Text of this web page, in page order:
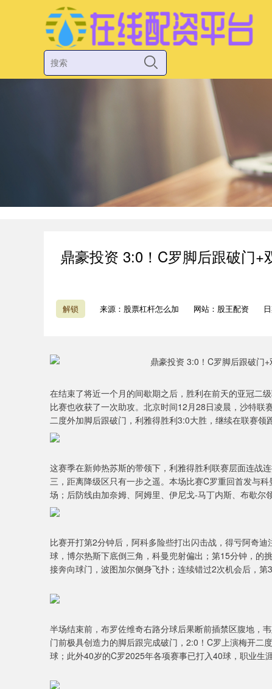
鼎豪投资 3:0！C罗脚后跟破门
解锁 来源：股票杠杆怎么加 网站：股王配资
在结束了将近一个月的间歇期之后，胜利在前天的亚冠二
比赛也收获了一次助攻。北京时间12月28日凌晨，沙特
二度外加脚后跟破门，利雅得胜利3:0大胜，继续在联赛领跑
这赛季在新帅热苏斯的带领下，利雅得胜利联赛层面连战
三，距离降级区只有一步之遥。本场比赛C罗重回首发与
场；后防线由加奈姆、阿姆里、伊尼戈-马丁内斯、布歇尔
比赛开打第2分钟后，阿科多险些打出闪击战，得亏阿奇
球，博尔热斯下底倒三角，科曼兜射偏出；第15分钟，的
接奔向球门，波图加尔侧身飞扑；连续错过2次机会后，
半场结束前，布罗佐维奇右路分球后果断前插禁区腹地，
门前极具创造力的脚后跟完成破门，2:0！C罗上演梅开二
球；此外40岁的C罗2025年各项赛事已打入40球，职业生
1.02% 深证成指 14311.01 200.89